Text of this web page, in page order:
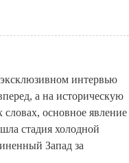
интервью
а на историческую
словах, основное явление
стадия холодной
Запад за